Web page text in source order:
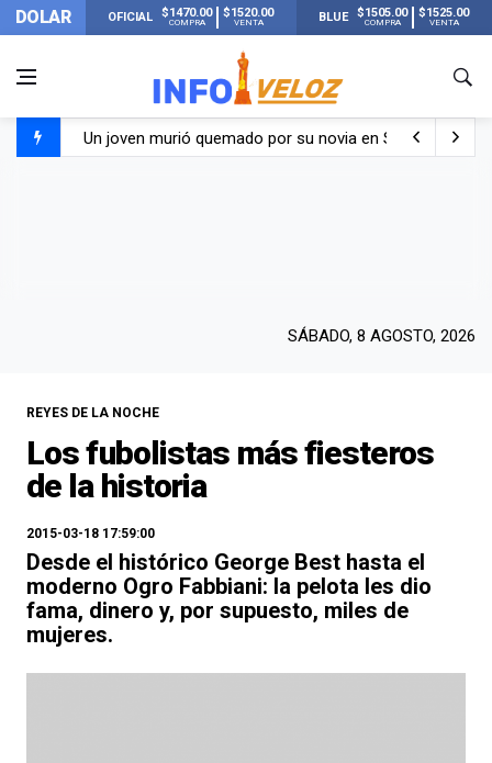
DOLAR OFICIAL $1470.00
COMPRA
$1520.00
VENTA BLUE $1505.00
COMPRA
$1525.00
VENTA
Un joven murió quemado por su novia en San Luis:
SÁBADO, 8 AGOSTO, 2026
REYES DE LA NOCHE
Los fubolistas más fiesteros
de la historia
2015-03-18 17:59:00
Desde el histórico George Best hasta el
moderno Ogro Fabbiani: la pelota les dio
fama, dinero y, por supuesto, miles de
mujeres.